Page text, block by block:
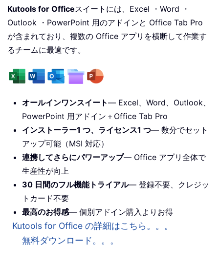
Kutools for Officeスイートには、Excel ・Word ・
Outlook ・PowerPoint 用のアドインと Office Tab Pro
が含まれており、複数の Office アプリを横断して作業す
るチームに最適です。
オールインワンスイート— Excel、Word、Outlook、
PowerPoint 用アドイン＋Office Tab Pro
インストーラー1 つ、ライセンス1 つ— 数分でセット
アップ可能（MSI 対応）
連携してさらにパワーアップ— Office アプリ全体で
生産性が向上
30 日間のフル機能トライアル— 登録不要、クレジッ
トカード不要
最高のお得感— 個別アドイン購入よりお得
Kutools for Office の詳細はこちら。。。
無料ダウンロード。。。